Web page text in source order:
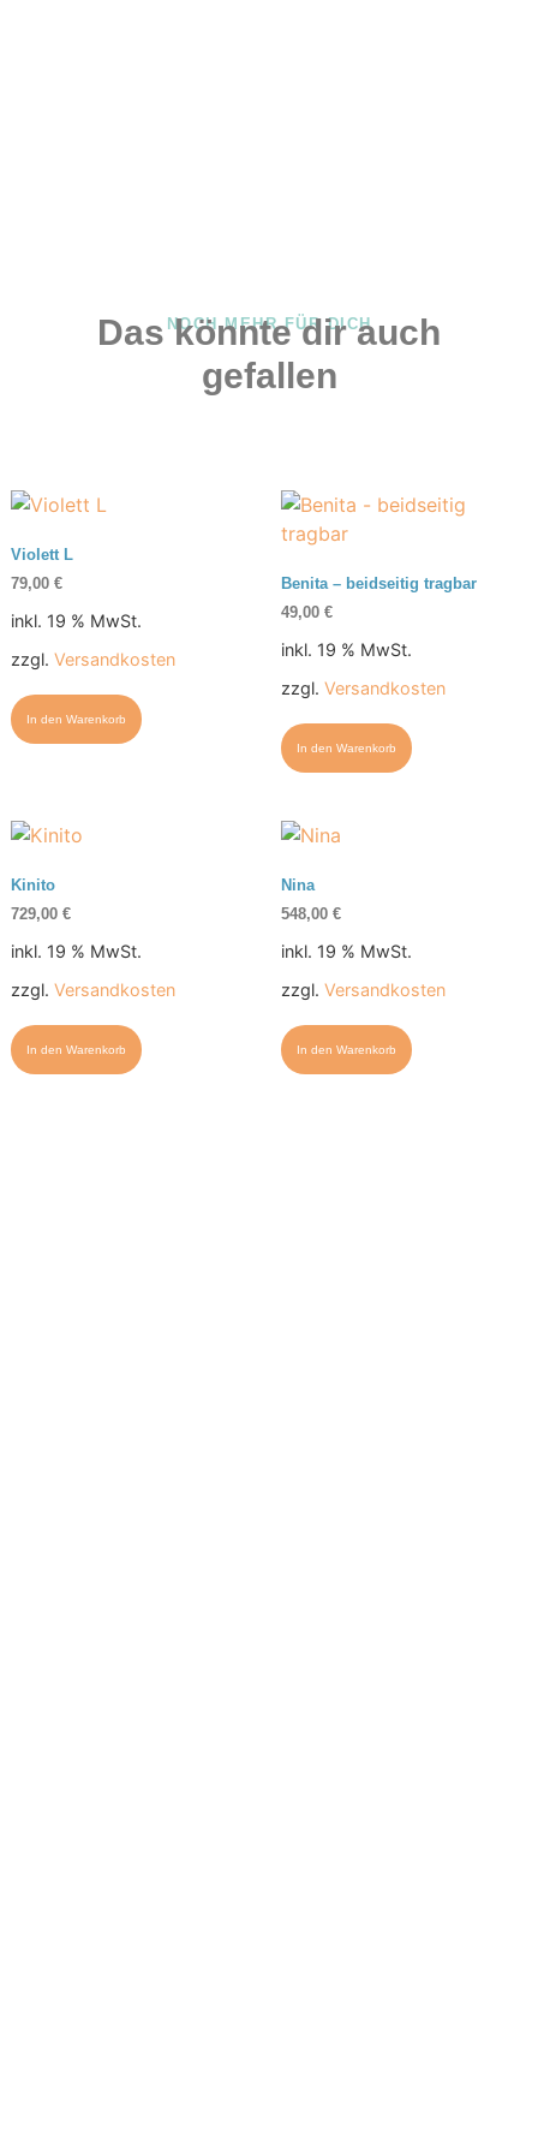
NOCH MEHR FÜR DICH
Das könnte dir auch
gefallen
Violett L
79,00 €
inkl. 19 % MwSt.
zzgl. Versandkosten
In den Warenkorb
Benita – beidseitig tragbar
49,00 €
inkl. 19 % MwSt.
zzgl. Versandkosten
In den Warenkorb
Kinito
729,00 €
inkl. 19 % MwSt.
zzgl. Versandkosten
In den Warenkorb
Nina
548,00 €
inkl. 19 % MwSt.
zzgl. Versandkosten
In den Warenkorb